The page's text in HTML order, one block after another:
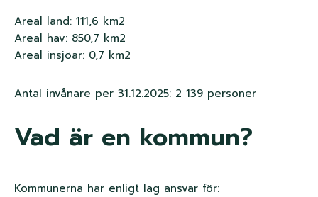
t
i
g
Areal land: 111,6 km2
Areal hav: 850,7 km2
Areal insjöar: 0,7 km2
Antal invånare per 31.12.2025: 2 139 personer
Vad är en kommun?
Kommunerna har enligt lag ansvar för: